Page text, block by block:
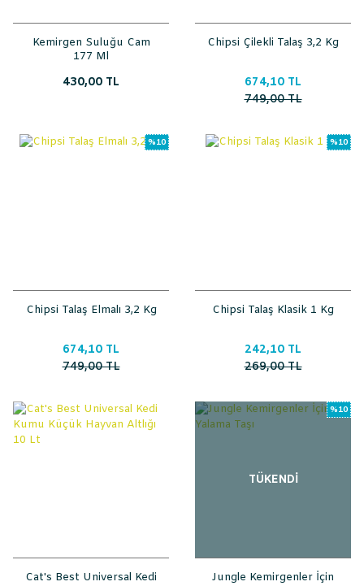
Kemirgen Suluğu Cam
177 Ml
430,00 TL
Chipsi Çilekli Talaş 3,2 Kg
674,10 TL
749,00 TL
%10
Chipsi Talaş Elmalı 3,2 Kg
674,10 TL
749,00 TL
%10
Chipsi Talaş Klasik 1 Kg
242,10 TL
269,00 TL
Cat's Best Universal Kedi
%10
TÜKENDİ
Jungle Kemirgenler İçin